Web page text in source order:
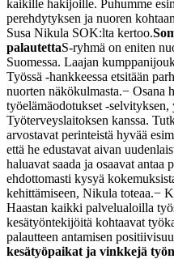
kaikille hakijoille. Puhumme
perehdytyksen ja nuoren
Susa Nikula SOK:lta kertoo.
palautettaS-ryhmä on eniten
Suomessa. Laajan
Työssä -hankkeessa etsitään
nuorten näkökulmasta.− Osana
työelämäodotukset -
Työterveyslaitoksen kanssa.
arvostavat perinteistä hyvää
että he edustavat aivan
haluavat saada ja osaavat antaa
ehdottomasti kysyä
kehittämiseen, Nikula toteaa.−
Haastan kaikki palvelualoilla
kesätyöntekijöitä kohtaavat
palautteen antamisen
kesätyöpaikat ja vinkkejä